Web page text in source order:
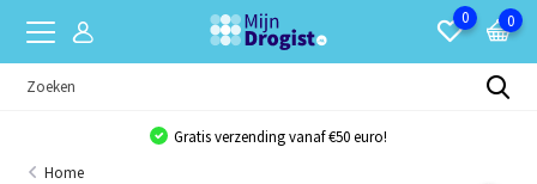
0 0
Gratis verzending vanaf €50 euro!
Home